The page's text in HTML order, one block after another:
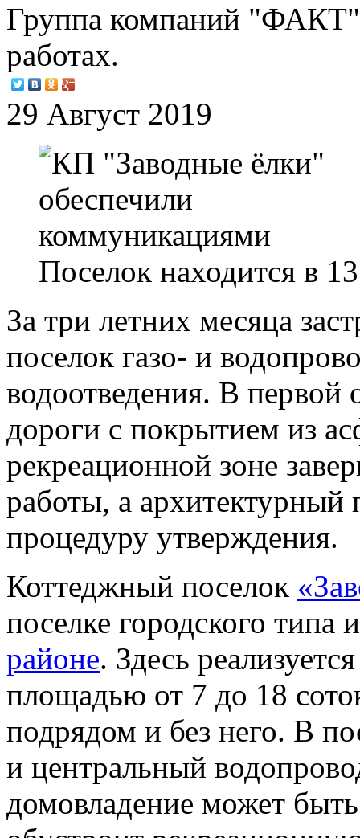
Группа компаний "ФАКТ"
работах.
29 Август 2019
Поселок находится в
За три летних месяца
поселок газо- и
водоотведения. В первой
дороги с покрытием из
рекреационной зоне
работы, а архитектурный
процедуру утверждения.
Коттеджный поселок
поселке городского
районе. Здесь
площадью от 7 до 18
подрядом и без него. В
и центральный
домовладение может